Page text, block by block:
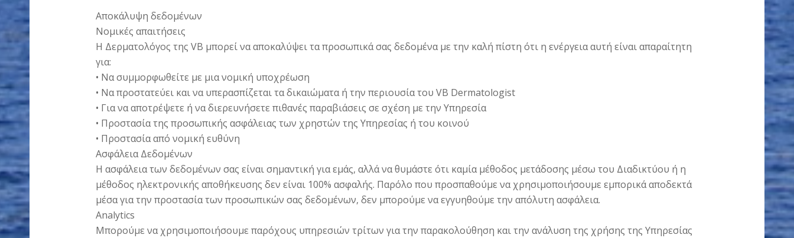
Αποκάλυψη δεδομένων
Νομικές απαιτήσεις
Η Δερματολόγος της VB μπορεί να αποκαλύψει τα προσωπικά σας δεδομένα με την καλή πίστη ότι η ενέργεια αυτή είναι απαραίτητη
για:
• Να συμμορφωθείτε με μια νομική υποχρέωση
• Να προστατεύει και να υπερασπίζεται τα δικαιώματα ή την περιουσία του VB Dermatologist
• Για να αποτρέψετε ή να διερευνήσετε πιθανές παραβιάσεις σε σχέση με την Υπηρεσία
• Προστασία της προσωπικής ασφάλειας των χρηστών της Υπηρεσίας ή του κοινού
• Προστασία από νομική ευθύνη
Ασφάλεια Δεδομένων
Η ασφάλεια των δεδομένων σας είναι σημαντική για εμάς, αλλά να θυμάστε ότι καμία μέθοδος μετάδοσης μέσω του Διαδικτύου ή η
μέθοδος ηλεκτρονικής αποθήκευσης δεν είναι 100% ασφαλής. Παρόλο που προσπαθούμε να χρησιμοποιήσουμε εμπορικά αποδεκτά
μέσα για την προστασία των προσωπικών σας δεδομένων, δεν μπορούμε να εγγυηθούμε την απόλυτη ασφάλεια.
Analytics
Μπορούμε να χρησιμοποιήσουμε παρόχους υπηρεσιών τρίτων για την παρακολούθηση και την ανάλυση της χρήσης της Υπηρεσίας